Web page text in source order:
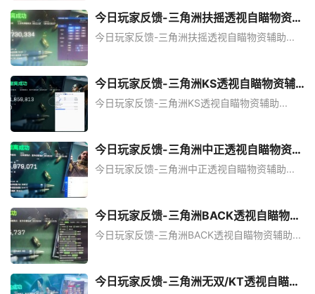
今日玩家反馈-三角洲扶摇透视自瞄物资辅
助
今日玩家反馈-三角洲扶摇透视自瞄物资辅助...
今日玩家反馈-三角洲KS透视自瞄物资辅
助
今日玩家反馈-三角洲KS透视自瞄物资辅助...
今日玩家反馈-三角洲中正透视自瞄物资辅
助
今日玩家反馈-三角洲中正透视自瞄物资辅助...
今日玩家反馈-三角洲BACK透视自瞄物资
辅助
今日玩家反馈-三角洲BACK透视自瞄物资辅助...
今日玩家反馈-三角洲无双/KT透视自瞄物